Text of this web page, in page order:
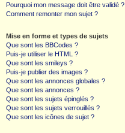
Pourquoi mon message doit être validé ?
Comment remonter mon sujet ?
Mise en forme et types de sujets
Que sont les BBCodes ?
Puis-je utiliser le HTML ?
Que sont les smileys ?
Puis-je publier des images ?
Que sont les annonces globales ?
Que sont les annonces ?
Que sont les sujets épinglés ?
Que sont les sujets verrouillés ?
Que sont les icônes de sujet ?